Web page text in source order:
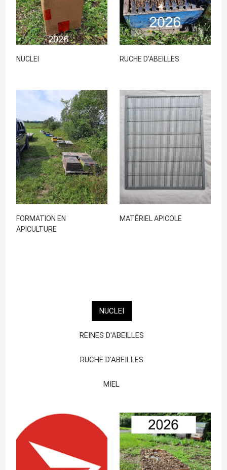
NUCLEI RUCHE D'ABEILLES
FORMATION EN
APICULTURE
MATÉRIEL APICOLE
NUCLEI
REINES D'ABEILLES
RUCHE D'ABEILLES
MIEL